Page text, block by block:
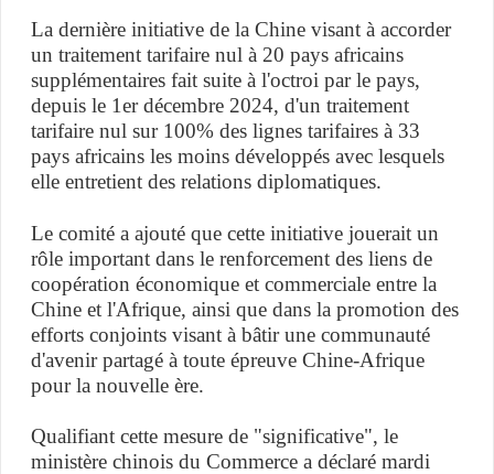
La dernière initiative de la Chine visant à accorder
un traitement tarifaire nul à 20 pays africains
supplémentaires fait suite à l'octroi par le pays,
depuis le 1er décembre 2024, d'un traitement
tarifaire nul sur 100% des lignes tarifaires à 33
pays africains les moins développés avec lesquels
elle entretient des relations diplomatiques.
Le comité a ajouté que cette initiative jouerait un
rôle important dans le renforcement des liens de
coopération économique et commerciale entre la
Chine et l'Afrique, ainsi que dans la promotion des
efforts conjoints visant à bâtir une communauté
d'avenir partagé à toute épreuve Chine-Afrique
pour la nouvelle ère.
Qualifiant cette mesure de "significative", le
ministère chinois du Commerce a déclaré mardi